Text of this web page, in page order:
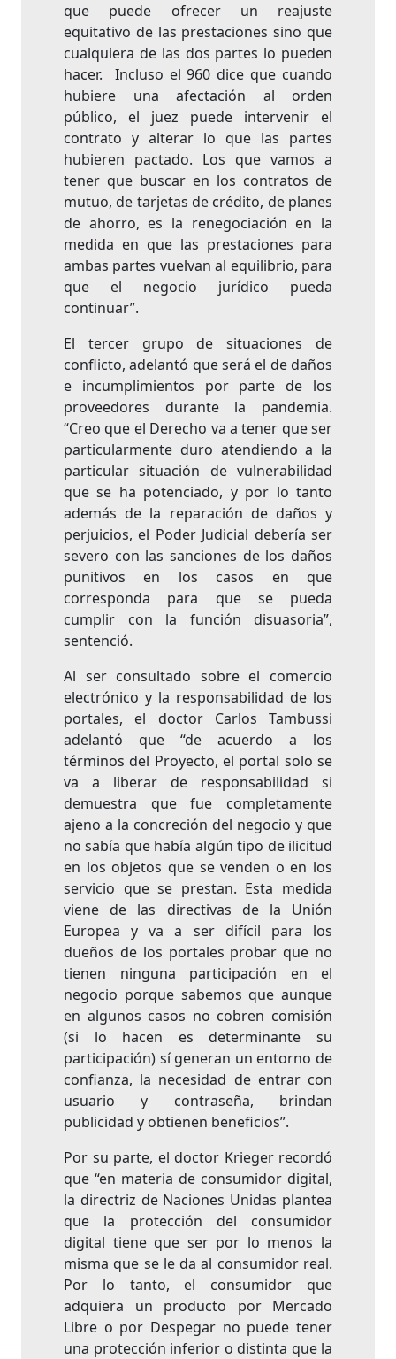
que puede ofrecer un reajuste
equitativo de las prestaciones sino que
cualquiera de las dos partes lo pueden
hacer. Incluso el 960 dice que cuando
hubiere una afectación al orden
público, el juez puede intervenir el
contrato y alterar lo que las partes
hubieren pactado. Los que vamos a
tener que buscar en los contratos de
mutuo, de tarjetas de crédito, de planes
de ahorro, es la renegociación en la
medida en que las prestaciones para
ambas partes vuelvan al equilibrio, para
que el negocio jurídico pueda
continuar”.
El tercer grupo de situaciones de
conflicto, adelantó que será el de daños
e incumplimientos por parte de los
proveedores durante la pandemia.
“Creo que el Derecho va a tener que ser
particularmente duro atendiendo a la
particular situación de vulnerabilidad
que se ha potenciado, y por lo tanto
además de la reparación de daños y
perjuicios, el Poder Judicial debería ser
severo con las sanciones de los daños
punitivos en los casos en que
corresponda para que se pueda
cumplir con la función disuasoria”,
sentenció.
Al ser consultado sobre el comercio
electrónico y la responsabilidad de los
portales, el doctor Carlos Tambussi
adelantó que “de acuerdo a los
términos del Proyecto, el portal solo se
va a liberar de responsabilidad si
demuestra que fue completamente
ajeno a la concreción del negocio y que
no sabía que había algún tipo de ilicitud
en los objetos que se venden o en los
servicio que se prestan. Esta medida
viene de las directivas de la Unión
Europea y va a ser difícil para los
dueños de los portales probar que no
tienen ninguna participación en el
negocio porque sabemos que aunque
en algunos casos no cobren comisión
(si lo hacen es determinante su
participación) sí generan un entorno de
confianza, la necesidad de entrar con
usuario y contraseña, brindan
publicidad y obtienen beneficios”.
Por su parte, el doctor Krieger recordó
que “en materia de consumidor digital,
la directriz de Naciones Unidas plantea
que la protección del consumidor
digital tiene que ser por lo menos la
misma que se le da al consumidor real.
Por lo tanto, el consumidor que
adquiera un producto por Mercado
Libre o por Despegar no puede tener
una protección inferior o distinta que la